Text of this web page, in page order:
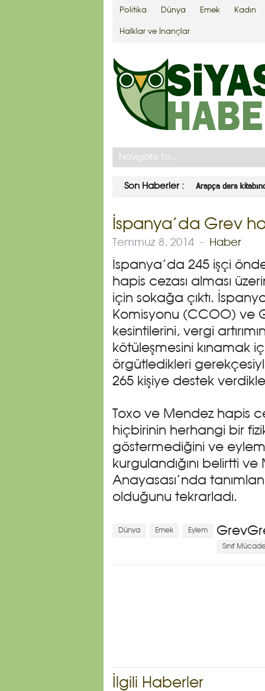
Politika Dünya Emek Kadın
Halklar ve İnançlar
Son Haberler : Arapça ders
İspanya’da Grev
Temmuz 8, 2014 - Haber
İspanya’da 245 işçi
hapis cezası alması
için sokağa çıktı.
Komisyonu (CCOO) ve
kesintilerini, vergi
kötüleşmesini kınamak
örgütledikleri
265 kişiye destek
Toxo ve Mendez hapis
hiçbirinin herhangi bir
göstermediğini ve
kurgulandığını belirtti
Anayasası’nda
olduğunu tekrarladı.
Dünya Emek Eylem
Sınıf
İlgili Haberler